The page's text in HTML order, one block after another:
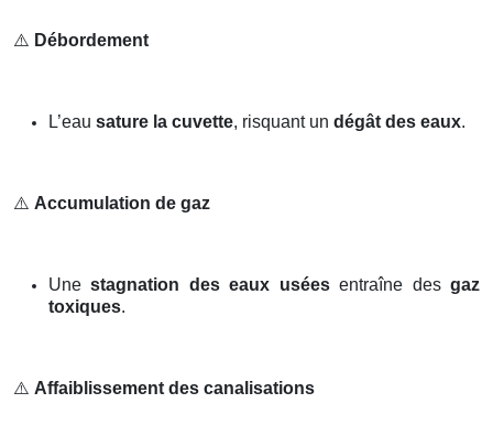
⚠️ Débordement
L’eau sature la cuvette, risquant un dégât des eaux.
⚠️ Accumulation de gaz
Unestagnation des eaux uséesentraîne desgaz
toxiques.
⚠️ Affaiblissement des canalisations